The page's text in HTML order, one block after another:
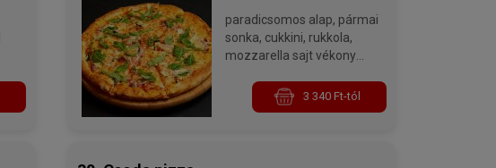
paradicsomos alap, pármai
sonka, cukkini, rukkola,
mozzarella sajt vékony
allergének: glutén, laktóz,
kén-dioxid és szulfitok
3 340 Ft-tól